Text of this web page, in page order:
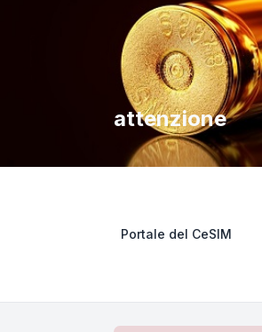
attenzione
Portale del CeSIM